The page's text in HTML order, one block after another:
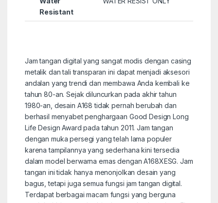
Resistant
Jam tangan digital yang sangat modis dengan casing
metalik dan tali transparan ini dapat menjadi aksesori
andalan yang trendi dan membawa Anda kembali ke
tahun 80-an. Sejak diluncurkan pada akhir tahun
1980-an, desain A168 tidak pernah berubah dan
berhasil menyabet penghargaan Good Design Long
Life Design Award pada tahun 2011. Jam tangan
dengan muka persegi yang telah lama populer
karena tampilannya yang sederhana kini tersedia
dalam model berwarna emas dengan A168XESG. Jam
tangan ini tidak hanya menonjolkan desain yang
bagus, tetapi juga semua fungsi jam tangan digital.
Terdapat berbagai macam fungsi yang berguna